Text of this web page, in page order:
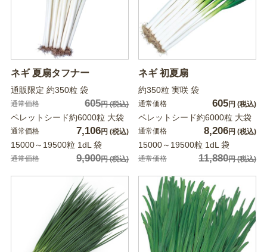
ネギ 夏扇タフナー
通販限定 約350粒 袋
通常価格 605円(税込)
ペレットシード約6000粒 大袋
通常価格 7,106円 (税込)
15000～19500粒 1dL 袋
通常価格 9,900円(税込)
ネギ 初夏扇
約350粒 実咲 袋
通常価格 605円 (税込)
ペレットシード約6000粒 大袋
通常価格 8,206円 (税込)
15000～19500粒 1dL 袋
通常価格 11,880円(税込)